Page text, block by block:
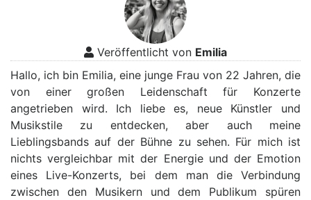
Veröffentlicht von Emilia
Hallo, ich bin Emilia, eine junge Frau von 22 Jahren, die
von einer großen Leidenschaft für Konzerte
angetrieben wird. Ich liebe es, neue Künstler und
Musikstile zu entdecken, aber auch meine
Lieblingsbands auf der Bühne zu sehen. Für mich ist
nichts vergleichbar mit der Energie und der Emotion
eines Live-Konzerts, bei dem man die Verbindung
zwischen den Musikern und dem Publikum spüren